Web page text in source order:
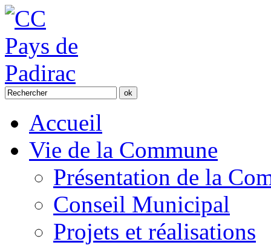
Accueil
Vie de la Commune
Présentation de la
Conseil Municipal
Projets et réalisations